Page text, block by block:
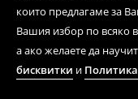
които предлагаме за
Вашия избор по всяко
а ако желаете да
бисквитки и